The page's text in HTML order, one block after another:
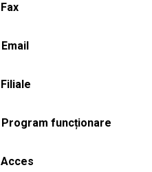
Fax
Email
Filiale
Program funcționare
Acces